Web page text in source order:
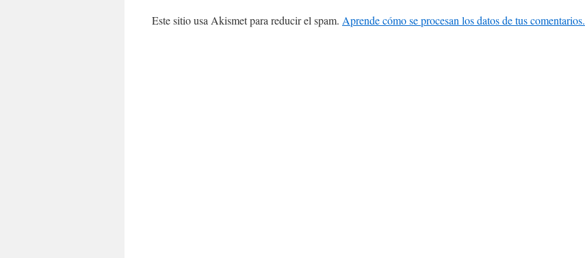
Este sitio usa Akismet para reducir el spam. Aprende cómo se procesan los datos de tus comentarios.